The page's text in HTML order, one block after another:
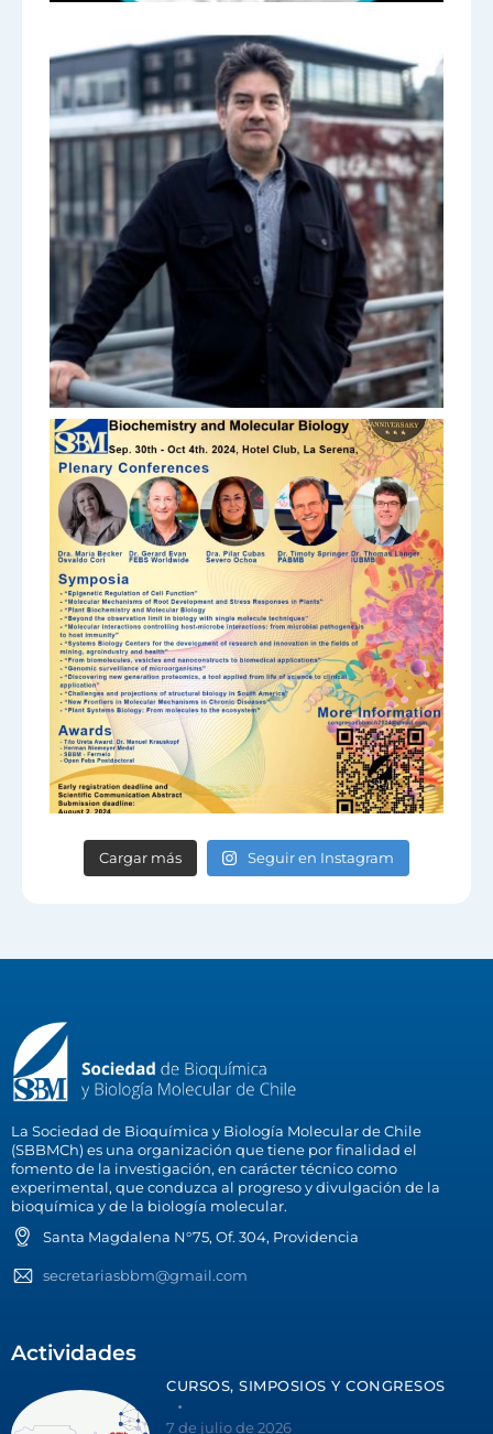
Cargar más Seguir en Instagram
La Sociedad de Bioquímica y Biología Molecular de Chile
(SBBMCh) es una organización que tiene por finalidad el
fomento de la investigación, en carácter técnico como
experimental, que conduzca al progreso y divulgación de la
bioquímica y de la biología molecular.
Santa Magdalena N°75, Of. 304, Providencia
secretariasbbm@gmail.com
Actividades
CURSOS, SIMPOSIOS Y CONGRESOS
7 de julio de 2026